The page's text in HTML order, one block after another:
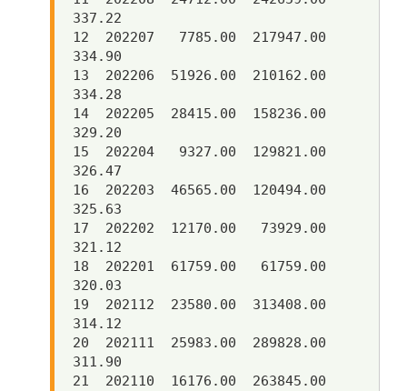
337.22
12  202207   7785.00  217947.00
334.90
13  202206  51926.00  210162.00
334.28
14  202205  28415.00  158236.00
329.20
15  202204   9327.00  129821.00
326.47
16  202203  46565.00  120494.00
325.63
17  202202  12170.00   73929.00
321.12
18  202201  61759.00   61759.00
320.03
19  202112  23580.00  313408.00
314.12
20  202111  25983.00  289828.00
311.90
21  202110  16176.00  263845.00